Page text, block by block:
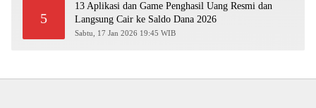
5
13 Aplikasi dan Game Penghasil Uang Resmi dan
Langsung Cair ke Saldo Dana 2026
Sabtu, 17 Jan 2026 19:45 WIB